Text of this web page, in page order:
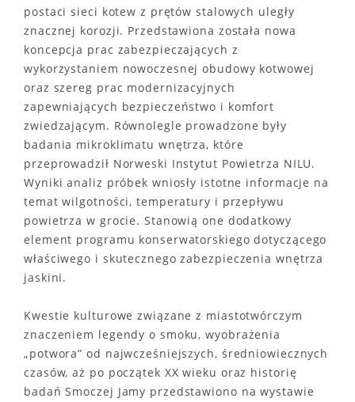
postaci sieci kotew z prętów stalowych uległy
znacznej korozji. Przedstawiona została nowa
koncepcja prac zabezpieczających z
wykorzystaniem nowoczesnej obudowy kotwowej
oraz szereg prac modernizacyjnych
zapewniających bezpieczeństwo i komfort
zwiedzającym. Równolegle prowadzone były
badania mikroklimatu wnętrza, które
przeprowadził Norweski Instytut Powietrza NILU.
Wyniki analiz próbek wniosły istotne informacje na
temat wilgotności, temperatury i przepływu
powietrza w grocie. Stanowią one dodatkowy
element programu konserwatorskiego dotyczącego
właściwego i skutecznego zabezpieczenia wnętrza
jaskini.
Kwestie kulturowe związane z miastotwórczym
znaczeniem legendy o smoku, wyobrażenia
„potwora” od najwcześniejszych, średniowiecznych
czasów, aż po początek XX wieku oraz historię
badań Smoczej Jamy przedstawiono na wystawie